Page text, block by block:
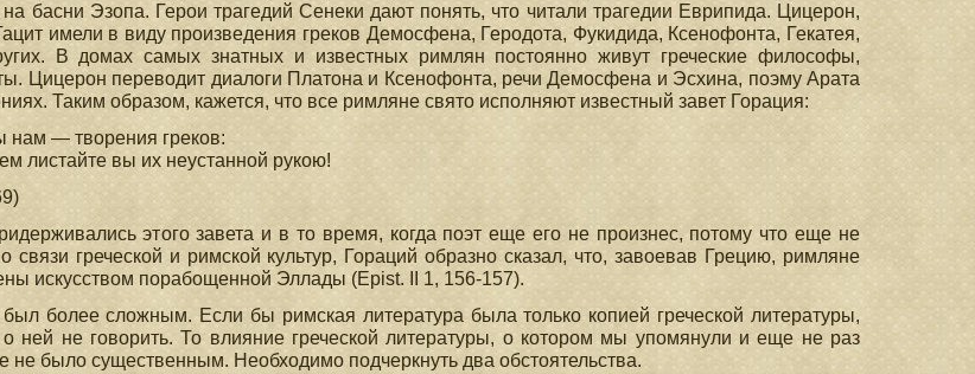
басни Эзопа. Герои трагедий Сенеки дают понять, что читали трагедии Еврипида. Цицерон,
имели в виду произведения греков Демосфена, Геродота, Фукидида, Ксенофонта, Гекатея,
В домах самых знатных и известных римлян постоянно живут греческие философы,
Цицерон переводит диалоги Платона и Ксенофонта, речи Демосфена и Эсхина, поэму Арата
Таким образом, кажется, что все римляне свято исполняют известный завет Горация:
нам — творения греков:
листайте вы их неустанной рукою!
этого завета и в то время, когда поэт еще его не произнес, потому что еще не
связи греческой и римской культур, Гораций образно сказал, что, завоевав Грецию, римляне
искусством порабощенной Эллады (Epist. II 1, 156-157).
более сложным. Если бы римская литература была только копией греческой литературы,
ней не говорить. То влияние греческой литературы, о котором мы упомянули и еще не раз
не было существенным. Необходимо подчеркнуть два обстоятельства.